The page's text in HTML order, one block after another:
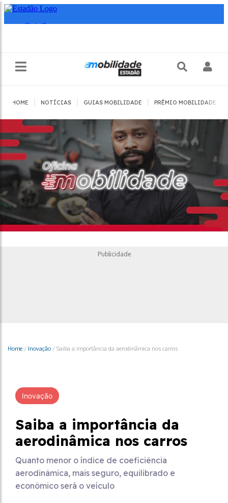
HOME NOTÍCIAS GUIAS MOBILIDADE PRÊMIO MOBILIDADE
Publicidade
Home / Inovação / Saiba a importância da aerodinâmica nos carros
Inovação
Saiba a importância da
aerodinâmica nos carros
Quanto menor o índice de coeficiência
aerodinâmica, mais seguro, equilibrado e
econômico será o veículo